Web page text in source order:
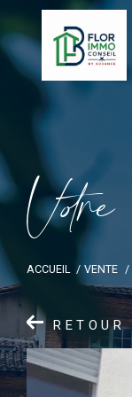
Vore
ACCUEIL VENTE
RETOUR